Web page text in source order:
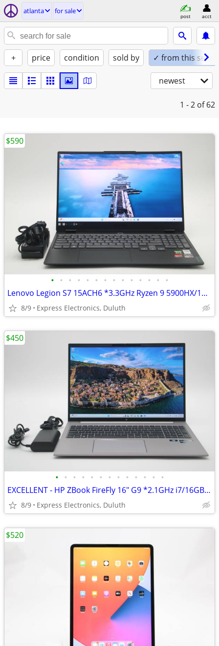
atlanta for sale
post acct
+ price condition sold by ✓ from this seller
newest
1 - 2 of 62
• • • • • • • • • • • • • •
Lenovo Legion S7 15ACH6 *3.3GHz Ryzen 9 5900HX/16GB/1TB SSD/RTX 3050Ti
8/9 Express Electronics, Duluth
$590
• • • • • • • • • • • • •
EXCELLENT - HP ZBook FireFly 16" G9 *2.1GHz i7/16GB/512GB SSD* 93% BH
8/9 Express Electronics, Duluth
$450
$520